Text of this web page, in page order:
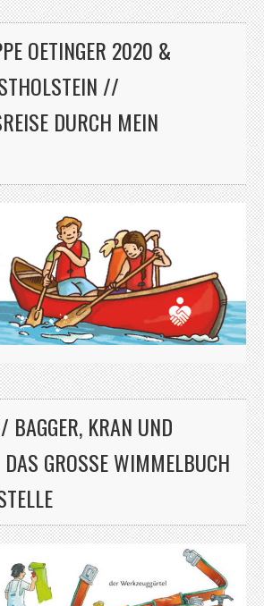
OETINGER 2020 &
//
DURCH MEIN
KRAN UND
GROSSE WIMMELBUCH V